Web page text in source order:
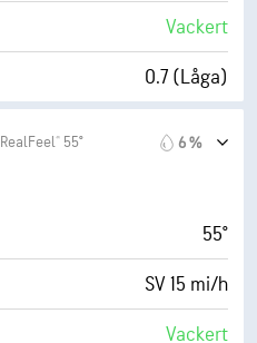
99 %
10 eng. mil
Vackert
0.7 (Låga)
47° F
1 (Mörkt)
98 %
RealFeel® 55° 6 %
55°
SV 15 mi/h
Vackert